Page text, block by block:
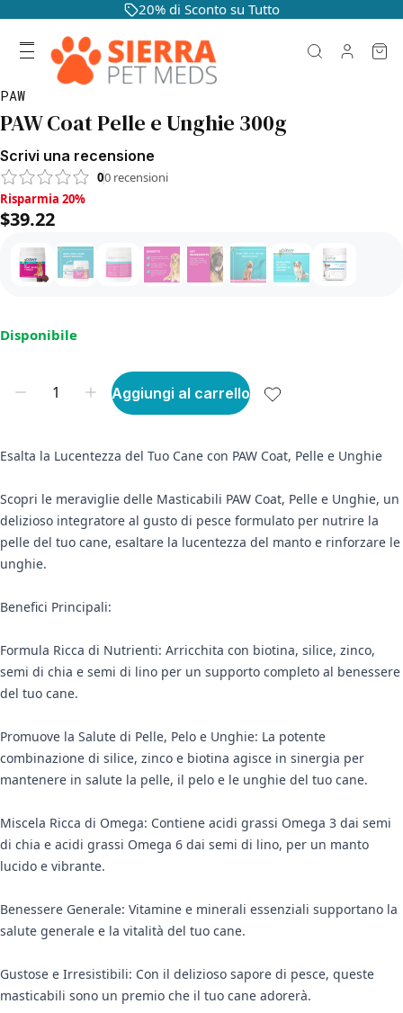
20% di Sconto su Tutto
PAW
PAW Coat Pelle e Unghie 300g
Scrivi una recensione
00 recensioni
Risparmia 20%, $39.22
Risparmia 20%
$39.22
Disponibile
Aggiungi al carrello
Esalta la Lucentezza del Tuo Cane con PAW Coat, Pelle e Unghie
Scopri le meraviglie delle Masticabili PAW Coat, Pelle e Unghie, un
delizioso integratore al gusto di pesce formulato per nutrire la
pelle del tuo cane, esaltare la lucentezza del manto e rinforzare le
unghie.
Benefici Principali:
Formula Ricca di Nutrienti: Arricchita con biotina, silice, zinco,
semi di chia e semi di lino per un supporto completo al benessere
del tuo cane.
Promuove la Salute di Pelle, Pelo e Unghie: La potente
combinazione di silice, zinco e biotina agisce in sinergia per
mantenere in salute la pelle, il pelo e le unghie del tuo cane.
Miscela Ricca di Omega: Contiene acidi grassi Omega 3 dai semi
di chia e acidi grassi Omega 6 dai semi di lino, per un manto
lucido e vibrante.
Benessere Generale: Vitamine e minerali essenziali supportano la
salute generale e la vitalità del tuo cane.
Gustose e Irresistibili: Con il delizioso sapore di pesce, queste
masticabili sono un premio che il tuo cane adorerà.